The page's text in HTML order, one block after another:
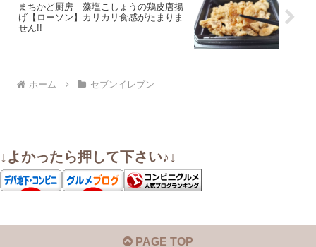
まちかど厨房 藻塩こしょうの鶏皮唐揚
げ【ローソン】カリカリ食感がたまりま
せん!!
ホーム セブンイレブン
↓よかったら押して下さい♪↓
PAGE TOP